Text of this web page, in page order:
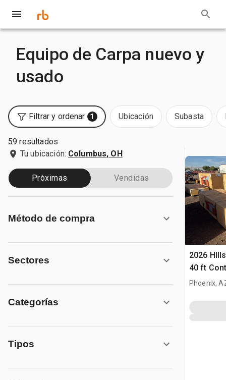
Equipo de Carpa nuevo y
usado
Filtrar y ordenar 1 Ubicación Subasta
59 resultados
Tu ubicación: Columbus, OH
Próximas Vendidas
Método de compra
Sectores
Categorías
Tipos
2026
40 ft
Carpa
Phoenix,